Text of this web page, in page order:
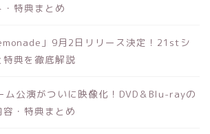
特典まとめ
」9月2日リリース決定！21stシ
特典を徹底解説
ム公演がついに映像化！DVD＆Blu-rayの
・特典まとめ